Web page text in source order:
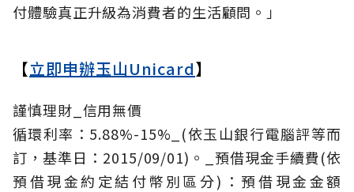
付體驗真正升級為消費者的生活顧問。」
【立即申辦玉山Unicard】
謹慎理財_信用無價
循環利率：5.88%-15%_(依玉山銀行電腦評等而
訂，基準日：2015/09/01)。_預借現金手續費(依
預借現金約定結付幣別區分)：預借現金金額